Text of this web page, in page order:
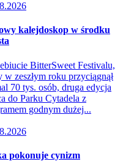
kalejdoskop w środku
BitterSweet Festivalu,
w zeszłym roku przyciągnął
70 tys. osób, druga edycja
do Parku Cytadela z
godnym dużej...
pokonuje cynizm